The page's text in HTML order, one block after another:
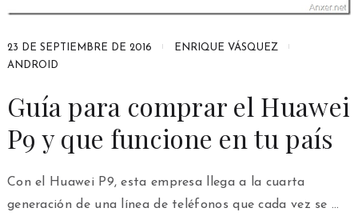
23 DE SEPTIEMBRE DE 2016
ENRIQUE VÁSQUEZ
ANDROID
Guía para comprar el Huawei
P9 y que funcione en tu país
Con el Huawei P9, esta empresa llega a la cuarta
generación de una línea de teléfonos que cada vez se …